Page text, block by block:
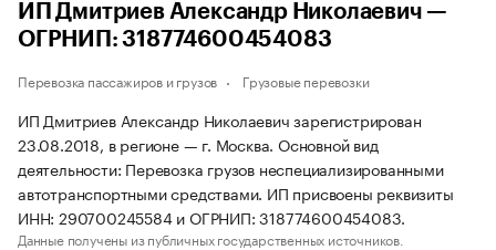
ИП Дмитриев Александр Николаевич —
ОГРНИП: 318774600454083
Перевозка пассажиров и грузов Грузовые перевозки
ИП Дмитриев Александр Николаевич зарегистрирован
23.08.2018, в регионе — г. Москва. Основной вид
деятельности: Перевозка грузов неспециализированными
автотранспортными средствами. ИП присвоены реквизиты
ИНН: 290700245584 и ОГРНИП: 318774600454083.
Данные получены из публичных государственных источников.